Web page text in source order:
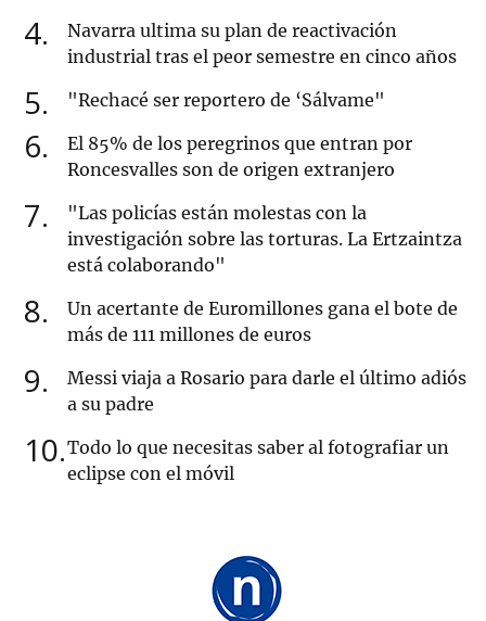
4
Navarra ultima su plan de reactivación
industrial tras el peor semestre en cinco años
5 "Rechacé ser reportero de ‘Sálvame"
6
El 85% de los peregrinos que entran por
Roncesvalles son de origen extranjero
7
"Las policías están molestas con la
investigación sobre las torturas. La Ertzaintza
está colaborando"
8
Un acertante de Euromillones gana el bote de
más de 111 millones de euros
9
Messi viaja a Rosario para darle el último adiós
a su padre
10 Todo lo que necesitas saber al fotografiar un
eclipse con el móvil